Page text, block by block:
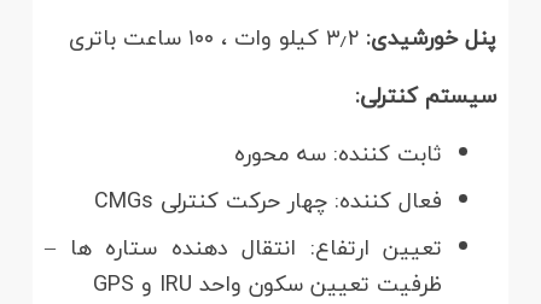
پنل خورشیدی: ۳٫۲ کیلو وات ، ۱۰۰ ساعت باتری
سیستم کنترلی:
ثابت کننده: سه محوره
فعال کننده: چهار حرکت کنترلی CMGs
تعیین ارتفاع: انتقال دهنده ستاره ها –
ظرفیت تعیین سکون واحد IRU و GPS